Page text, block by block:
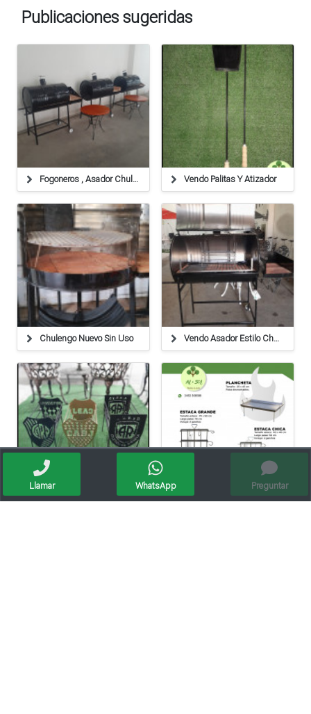
Publicaciones sugeridas
Fogoneros , Asador Chulengo Y Accesorios Parrilla Vendo Palitas Y Atizador
Chulengo Nuevo Sin Uso Vendo Asador Estilo Chulengo
Vendo Parrillas Y Braseros Con Escudos Estacas Y Planchetas
Llamar WhatsApp Preguntar